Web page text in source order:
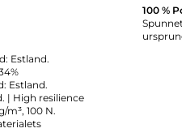
Estland.
Estland.
| High resilience
m³, 100 N.
100 %